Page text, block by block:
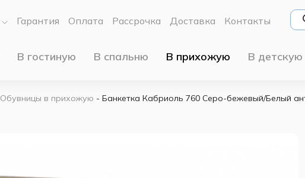
Гарантия Оплата Рассрочка Доставка Контакты
В гостиную В спальню В прихожую В детскую
Обувницы в прихожую - Банкетка Кабриоль 760 Серо-бежевый/Белый